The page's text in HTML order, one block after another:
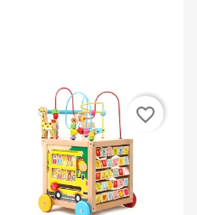
favorite_border